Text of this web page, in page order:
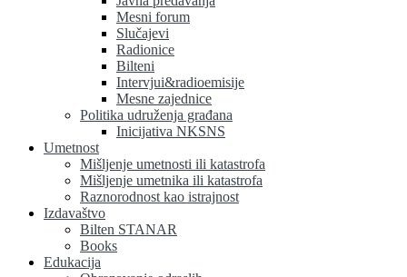
Mesni forum
Slučajevi
Radionice
Bilteni
Intervjui&radioemisije
Mesne zajednice
Politika udruženja građana
Inicijativa NKSNS
Umetnost
Mišljenje umetnosti ili katastrofa
Mišljenje umetnika ili katastrofa
Raznorodnost kao istrajnost
Izdavaštvo
Bilten STANAR
Books
Edukacija